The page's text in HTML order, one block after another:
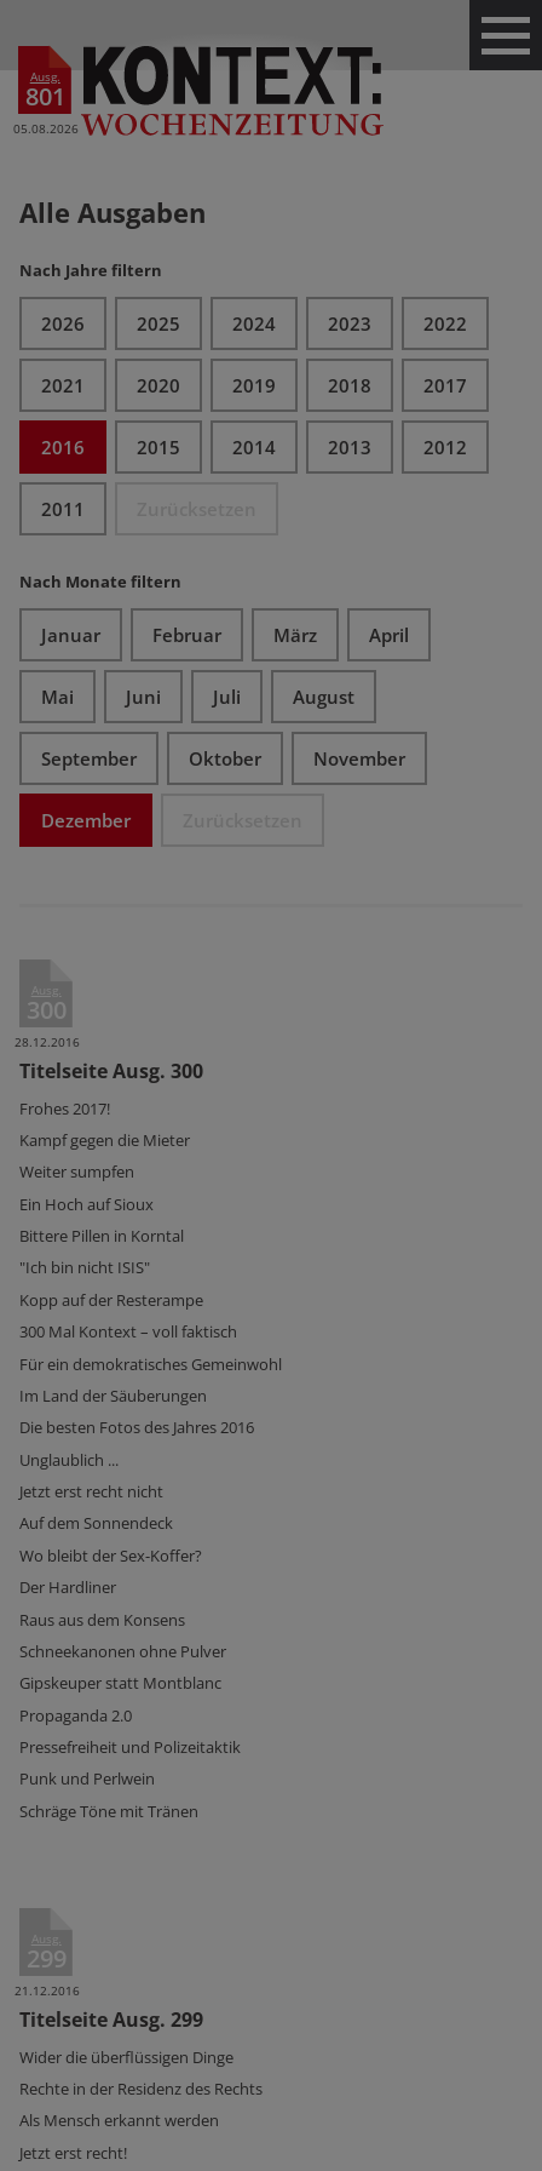
Ausg.
801
05.08.2026
Alle Ausgaben
Nach Jahre filtern
2026 2025 2024 2023 2022
2021 2020 2019 2018 2017
2016 2015 2014 2013 2012
2011
Nach Monate filtern
Januar Februar März April
Mai Juni Juli August
September Oktober November
Dezember
Ausg.
300
28.12.2016
Titelseite Ausg. 300
Frohes 2017!
Kampf gegen die Mieter
Weiter sumpfen
Ein Hoch auf Sioux
Bittere Pillen in Korntal
"Ich bin nicht ISIS"
Kopp auf der Resterampe
300 Mal Kontext – voll faktisch
Für ein demokratisches Gemeinwohl
Im Land der Säuberungen
Die besten Fotos des Jahres 2016
Unglaublich ...
Jetzt erst recht nicht
Auf dem Sonnendeck
Wo bleibt der Sex-Koffer?
Der Hardliner
Raus aus dem Konsens
Schneekanonen ohne Pulver
Gipskeuper statt Montblanc
Propaganda 2.0
Pressefreiheit und Polizeitaktik
Punk und Perlwein
Schräge Töne mit Tränen
Ausg.
299
21.12.2016
Titelseite Ausg. 299
Wider die überflüssigen Dinge
Rechte in der Residenz des Rechts
Als Mensch erkannt werden
Jetzt erst recht!